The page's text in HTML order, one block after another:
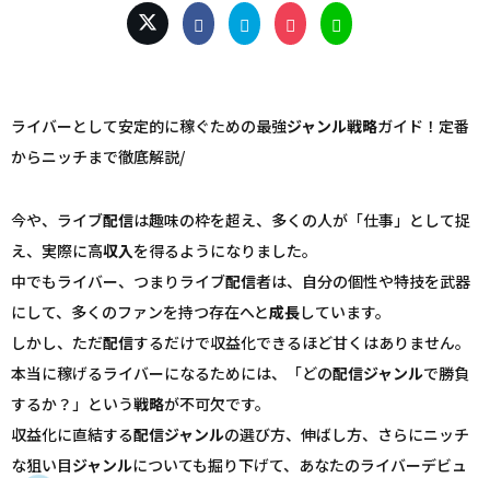
ライバーとして安定的に稼ぐための最強ジャンル戦略ガイド！定番
からニッチまで徹底解説/
今や、ライブ配信は趣味の枠を超え、多くの人が「仕事」として捉
え、実際に高収入を得るようになりました。
中でもライバー、つまりライブ配信者は、自分の個性や特技を武器
にして、多くのファンを持つ存在へと成長しています。
しかし、ただ配信するだけで収益化できるほど甘くはありません。
本当に稼げるライバーになるためには、「どの配信ジャンルで勝負
するか？」という戦略が不可欠です。
収益化に直結する配信ジャンルの選び方、伸ばし方、さらにニッチ
な狙い目ジャンルについても掘り下げて、あなたのライバーデビュ